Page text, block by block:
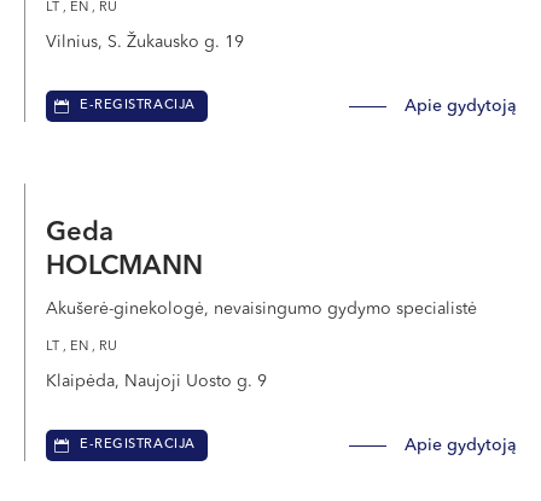
LT , EN , RU
Vilnius, S. Žukausko g. 19
E-REGISTRACIJA Apie gydytoją
Geda
HOLCMANN
Akušerė-ginekologė, nevaisingumo gydymo specialistė
LT , EN , RU
Klaipėda, Naujoji Uosto g. 9
E-REGISTRACIJA Apie gydytoją